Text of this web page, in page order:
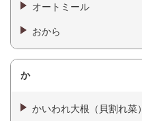
オートミール
おから
か
かいわれ大根（貝割れ菜）